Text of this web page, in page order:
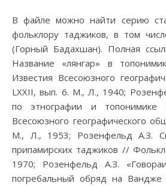
В файле можно найти серию статей по этнографии
фольклору таджиков, в том
(Горный Бадахшан). Полная
Название «лянгар» в
Известия Всесоюзного
LXXII, вып. 6. М., Л., 1940;
по этнографии и топонимике
Всесоюзного географического
М., Л., 1953; Розенфельд А.З.
припамирских таджиков //
1970; Розенфельд А.З.
погребальный обряд на Вандже